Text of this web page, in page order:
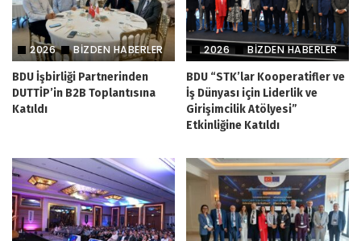
2026
BIZDEN HABERLER
BDU İşbirliği Partnerinden
DUTTİP’in B2B Toplantısına
Katıldı
2026
BIZDEN HABERLER
BDU “STK’lar Kooperatifler ve
İş Dünyası için Liderlik ve
Girişimcilik Atölyesi”
Etkinliğine Katıldı